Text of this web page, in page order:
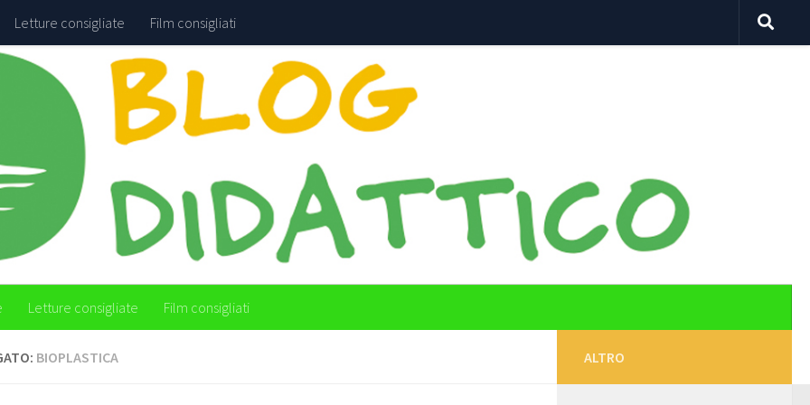
Letture consigliate Film consigliati
Letture consigliate Film consigliati
BIOPLASTICA ALTRO